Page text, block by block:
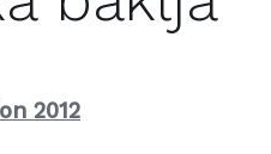
2012